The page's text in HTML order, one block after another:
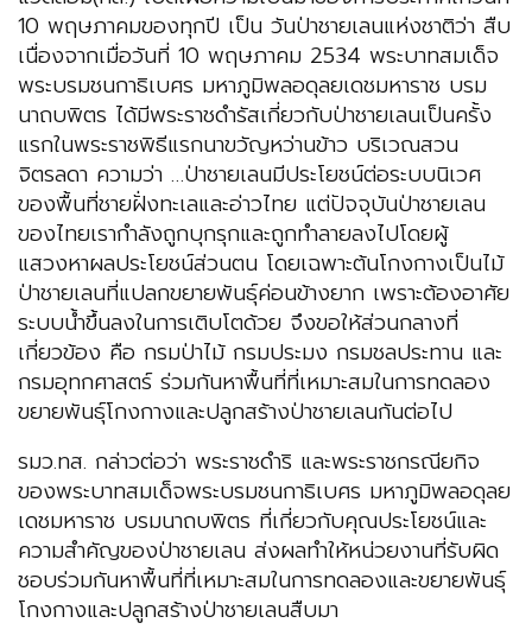
10 พฤษภาคมของทุกปี เป็น วันป่าชายเลนแห่งชาติว่า สืบ
เนื่องจากเมื่อวันที่ 10 พฤษภาคม 2534 พระบาทสมเด็จ
พระบรมชนกาธิเบศร มหาภูมิพลอดุลยเดชมหาราช บรม
นาถบพิตร ได้มีพระราชดำรัสเกี่ยวกับป่าชายเลนเป็นครั้ง
แรกในพระราชพิธีแรกนาขวัญหว่านข้าว บริเวณสวน
จิตรลดา ความว่า …ป่าชายเลนมีประโยชน์ต่อระบบนิเวศ
ของพื้นที่ชายฝั่งทะเลและอ่าวไทย แต่ปัจจุบันป่าชายเลน
ของไทยเรากำลังถูกบุกรุกและถูกทำลายลงไปโดยผู้
แสวงหาผลประโยชน์ส่วนตน โดยเฉพาะต้นโกงกางเป็นไม้
ป่าชายเลนที่แปลกขยายพันธุ์ค่อนข้างยาก เพราะต้องอาศัย
ระบบน้ำขึ้นลงในการเติบโตด้วย จึงขอให้ส่วนกลางที่
เกี่ยวข้อง คือ กรมป่าไม้ กรมประมง กรมชลประทาน และ
กรมอุทกศาสตร์ ร่วมกันหาพื้นที่ที่เหมาะสมในการทดลอง
ขยายพันธุ์โกงกางและปลูกสร้างป่าชายเลนกันต่อไป
รมว.ทส. กล่าวต่อว่า พระราชดำริ และพระราชกรณียกิจ
ของพระบาทสมเด็จพระบรมชนกาธิเบศร มหาภูมิพลอดุลย
เดชมหาราช บรมนาถบพิตร ที่เกี่ยวกับคุณประโยชน์และ
ความสำคัญของป่าชายเลน ส่งผลทำให้หน่วยงานที่รับผิด
ชอบร่วมกันหาพื้นที่ที่เหมาะสมในการทดลองและขยายพันธุ์
โกงกางและปลูกสร้างป่าชายเลนสืบมา